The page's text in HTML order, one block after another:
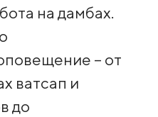
на дамбах.
– от
ватсап и
до